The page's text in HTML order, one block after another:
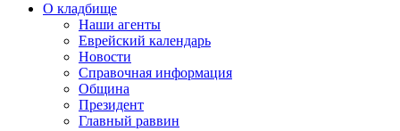
О кладбище
Наши агенты
Еврейский календарь
Новости
Справочная информация
Община
Президент
Главный раввин